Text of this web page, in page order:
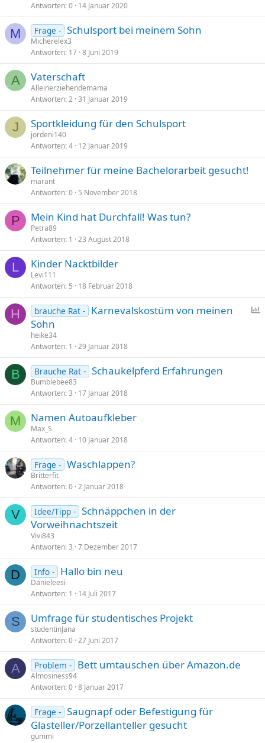
Antworten 0 14 Januar 2020
M Frage - Schulsport bei meinem Sohn
Micherelex3
Antworten 17 8 Juni 2019
A Vaterschaft
Alleinerziehendemama
Antworten 2 31 Januar 2019
J Sportkleidung für den Schulsport
jordeni140
Antworten 4 12 Januar 2019
Teilnehmer für meine Bachelorarbeit gesucht!
marant
Antworten 0 5 November 2018
P Mein Kind hat Durchfall! Was tun?
Petra89
Antworten 1 23 August 2018
L Kinder Nacktbilder
Levi111
Antworten 5 18 Februar 2018
H
a
brauche Rat - Karnevalskostüm von meinen
Sohn
heike34
Antworten 1 29 Januar 2018
B Brauche Rat - Schaukelpferd Erfahrungen
Bumblebee83
Antworten 3 17 Januar 2018
M Namen Autoaufkleber
Max_S
Antworten 4 10 Januar 2018
Frage - Waschlappen?
Britterfit
Antworten 0 2 Januar 2018
V Idee/Tipp - Schnäppchen in der
Vorweihnachtszeit
Vivi843
Antworten 3 7 Dezember 2017
D Info - Hallo bin neu
Danieleesi
Antworten 1 14 Juli 2017
S Umfrage für studentisches Projekt
studentinJana
Antworten 0 27 Juni 2017
A Problem - Bett umtauschen über Amazon.de
Almosiness94
Antworten 0 8 Januar 2017
Frage - Saugnapf oder Befestigung für
Glasteller/Porzellanteller gesucht
gummi